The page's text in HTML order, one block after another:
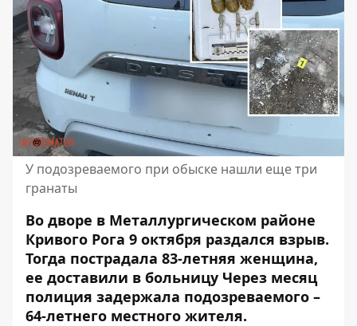
У подозреваемого при обыске нашли еще три
гранаты
Во дворе в Металлургическом районе
Кривого Рога 9 октября раздался взрыв.
Тогда пострадала 83-летняя женщина,
ее доставили в больницу Через месяц
полиция задержала подозреваемого –
64-летнего местного жителя.